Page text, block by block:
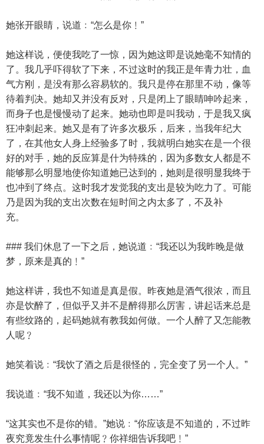
她张开眼睛，说道﹕“怎么是你﹗”
她这样说，便使我吃了一惊，因为她这即是说她毫不知情的
了。我几乎吓得软了下来，不过这时的我正是年青力壮，血
气方刚，是没有那么容易软的。我只是停在那里不动，像等
待着判决。她却又并没有反对，只是闭上了眼睛呻吟起来，
而身子也是慢慢动了起来。她动也即是叫我动，于是我又疯
狂冲刺起来。她又是有了许多次极乐，后来，当我年纪大
了，在其他女人身上经验多了时，我就明白她实在是一个很
好的对手，她的反应算是什为特殊的，因为多数女人都是不
能够那么明显地使你知道她已达到的，她则是很明显我终于
也冲到了终点。这时我才发觉我的支出是较为吃力了。可能
乃是因为我的支出次数在短时间之内太多了，不及补
充。
### 我们休息了一下之后，她说道﹕“我还以为我昨晚是做
梦，原来是真的﹗”
她这样讲，我也不知道是真是假。昨夜她是酒气很浓，而且
亦是饮醉了，但似乎又并不是醉得那么厉害，讲起话来总是
有些纹路的，起码她就有教我如何做。一个人醉了又怎能教
人呢﹖
她笑着说﹕“我饮了酒之后是很怪的，完全变了另一个人。”
我说道﹕“我不知道，我还以为你……”
“这其实也不是你的错。”她说﹕“你应该是不知道的，不过昨
夜究竟发生什么事情呢﹖你祥细告诉我吧﹗”